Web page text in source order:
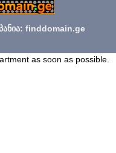
finddomain.ge
as soon as possible.